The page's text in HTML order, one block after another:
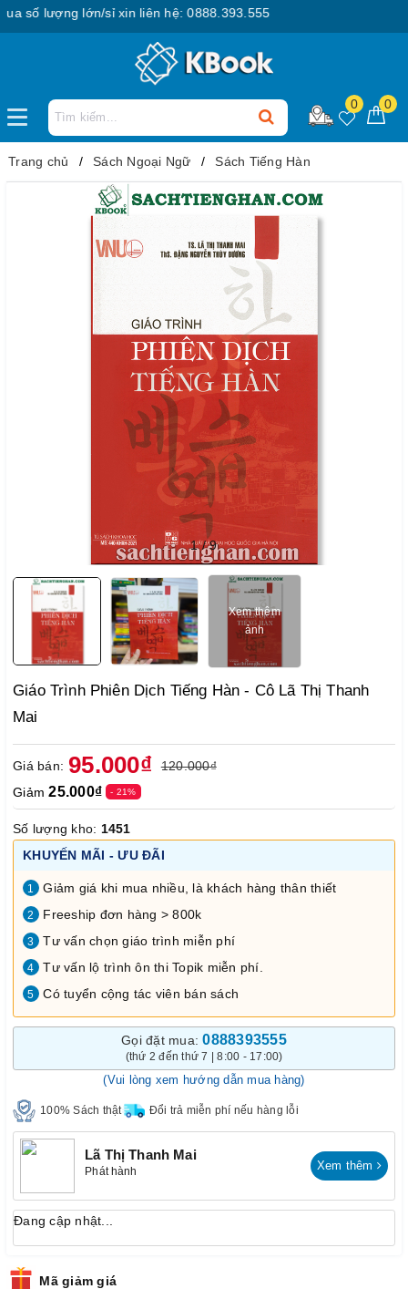
lượng lớn/sỉ xin liên hệ: 0888.393.555
0 0
Trang chủ Sách Ngoại Ngữ Sách Tiếng Hàn
1/9
Xem thêm
ảnh
Giáo Trình Phiên Dịch Tiếng Hàn - Cô Lã Thị Thanh
Mai
Giá bán: 95.000₫
120.000₫
Giảm25.000₫ - 21%
Số lượng kho: 1451
KHUYẾN MÃI - ƯU ĐÃI
1 Giảm giá khi mua nhiều, là khách hàng thân thiết
2 Freeship đơn hàng > 800k
3 Tư vấn chọn giáo trình miễn phí
4 Tư vấn lộ trình ôn thi Topik miễn phí.
5 Có tuyển cộng tác viên bán sách
Gọi đặt mua:0888393555
(thứ 2 đến thứ 7 | 8:00 - 17:00)
(Vui lòng xem hướng dẫn mua hàng)
100% Sách thật Đổi trả miễn phí nếu hàng lỗi
Lã Thị Thanh Mai
Phát hành Xem thêm
Đang cập nhật...
Mã giảm giá